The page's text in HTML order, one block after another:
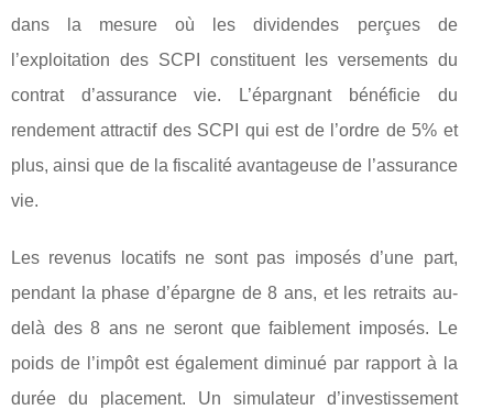
dans la mesure où les dividendes perçues de
l’exploitation des SCPI constituent les versements du
contrat d’assurance vie. L’épargnant bénéficie du
rendement attractif des SCPI qui est de l’ordre de 5% et
plus, ainsi que de la fiscalité avantageuse de l’assurance
vie.
Les revenus locatifs ne sont pas imposés d’une part,
pendant la phase d’épargne de 8 ans, et les retraits au-
delà des 8 ans ne seront que faiblement imposés. Le
poids de l’impôt est également diminué par rapport à la
durée du placement. Un simulateur d’investissement